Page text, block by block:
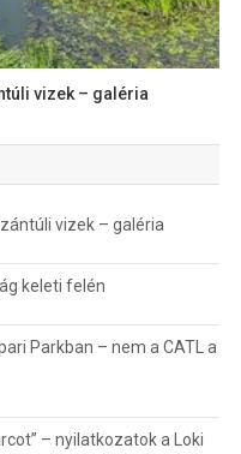
vizek – galéria
vizek – galéria
keleti felén
Parkban – nem a CATL a
– nyilatkozatok a Loki